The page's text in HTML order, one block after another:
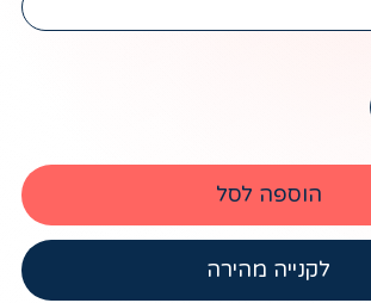
הוספה לסל
לקנייה מהירה